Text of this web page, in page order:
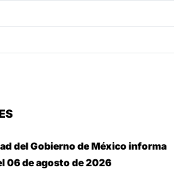
del Gobierno de México informa
06 de agosto de 2026